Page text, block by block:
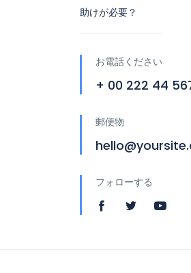
助けが必要？
お電話ください
+ 00 222 44
郵便物
フォローする